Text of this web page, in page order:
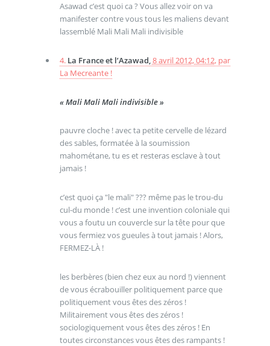
Asawad c’est quoi ca ? Vous allez voir on va
manifester contre vous tous les maliens devant
lassemblé Mali Mali Mali indivisible
4. La France et l’Azawad,8 avril 2012, 04:12, par
La Mecreante !
« Mali Mali Mali indivisible »
pauvre cloche ! avec ta petite cervelle de lézard
des sables, formatée à la soumission
mahométane, tu es et resteras esclave à tout
jamais !
c’est quoi ça "le mali" ??? même pas le trou-du
cul-du monde ! c’est une invention coloniale qui
vous a foutu un couvercle sur la tête pour que
vous fermiez vos gueules à tout jamais ! Alors,
FERMEZ-LÀ !
les berbères (bien chez eux au nord !) viennent
de vous écrabouiller politiquement parce que
politiquement vous êtes des zéros !
Militairement vous êtes des zéros !
sociologiquement vous êtes des zéros ! En
toutes circonstances vous êtes des rampants !